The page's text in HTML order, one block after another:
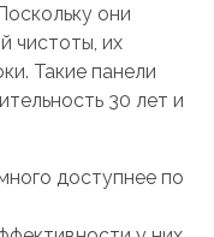
они
чистоты, их
Такие панели
30 лет и
доступнее по